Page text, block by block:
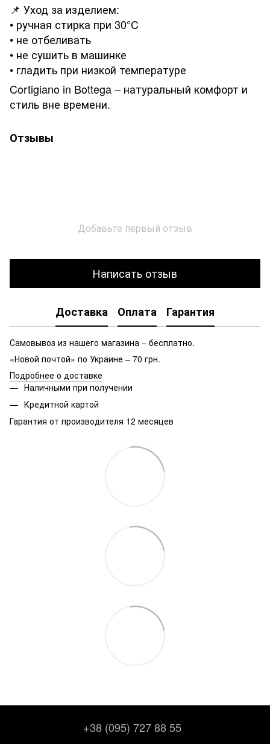
📌 Уход за изделием:
• ручная стирка при 30°C
• не отбеливать
• не сушить в машинке
• гладить при низкой температуре
Cortigiano in Bottega – натуральный комфорт и
стиль вне времени.
Отзывы
Добавьте первый отзыв
Написать отзыв
Доставка Оплата Гарантия
Самовывоз из нашего магазина – бесплатно.
«Новой почтой» по Украине – 70 грн.
Подробнее о доставке
Наличными при получении
Кредитной картой
Гарантия от производителя 12 месяцев
+38 (095) 727 88 55